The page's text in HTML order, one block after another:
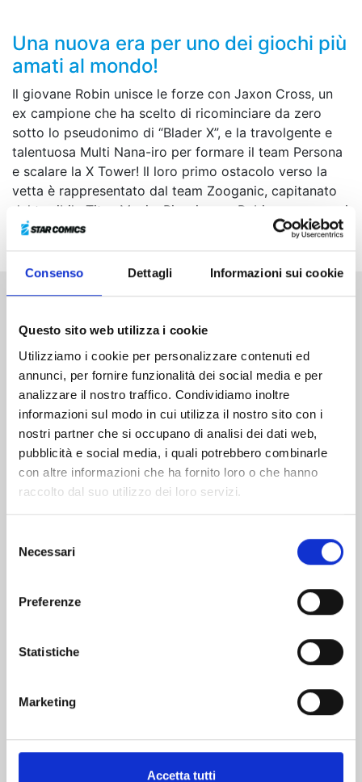
Consenso Dettagli Informazioni sui cookie
Questo sito web utilizza i cookie
Utilizziamo i cookie per personalizzare contenuti ed
annunci, per fornire funzionalità dei social media e per
analizzare il nostro traffico. Condividiamo inoltre
informazioni sul modo in cui utilizza il nostro sito con i
nostri partner che si occupano di analisi dei dati web,
pubblicità e social media, i quali potrebbero combinarle
con altre informazioni che ha fornito loro o che hanno
raccolto dal suo utilizzo dei loro servizi.
delNecessari
Preferenze
Statistiche
Marketing
Accetta tutti
Una nuova era per uno dei giochi più
amati al mondo!
Il giovane Robin unisce le forze con Jaxon Cross, un
ex campione che ha scelto di ricominciare da zero
sotto lo pseudonimo di “Blader X”, e la travolgente e
talentuosa Multi Nana-iro per formare il team Persona
e scalare la X Tower! Il loro primo ostacolo verso la
vetta è rappresentato dal team Zooganic, capitanato
dal terribile Titus Manju. Riusciranno Robin e compagni
ad avere la meglio sui loro avversari?
Altri volumi della serie